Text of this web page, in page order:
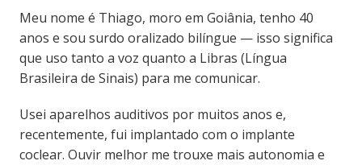
Meu nome é Thiago, moro em Goiânia, tenho 40
anos e sou surdo oralizado bilíngue — isso significa
que uso tanto a voz quanto a Libras (Língua
Brasileira de Sinais) para me comunicar.
Usei aparelhos auditivos por muitos anos e,
recentemente, fui implantado com o implante
coclear. Ouvir melhor me trouxe mais autonomia e